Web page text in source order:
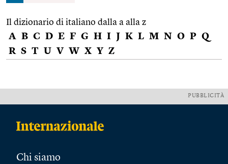
Il dizionario di italiano dalla a alla z
A B C D E F G H I J K L M N O P Q
R S T U V W X Y Z
PUBBLICITÀ
Chi siamo